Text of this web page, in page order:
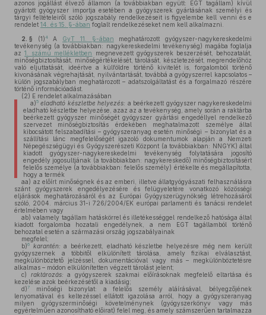
azonos jogállást élvező államon (a továbbiakban együtt: EGT tagállam) kívül
gyártott gyógyszer importja esetében a gyógyszerek gyártásának személyi és
tárgyi feltételeiről szóló jogszabály rendelkezéseit is figyelembe kell venni és e
rendelet 14. és 15. §-ában foglalt rendelkezéseket nem kell alkalmazni.
2. § (1)4A GyT 11. §-ában meghatározott gyógyszer-nagykereskedelmi
tevékenység (a továbbiakban: nagykereskedelmi tevékenység) magába foglalja
az1. számú mellékletben
megnevezett gyógyszerek beszerzését, behozatalát,
minőségbiztosítását, minőségértékelését, tárolását, készletezését, megrendelőhöz
való eljuttatását, ideértve a külföldre történő kivitelét is, forgalomból történő
kivonásának végrehajtását, nyilvántartását, továbbá a gyógyszerrel kapcsolatos –
külön jogszabályban meghatározott – adatszolgáltatást és a forgalmazó részére
történő információadást.
(2) E rendelet alkalmazásában
a)5 eladható készletbe helyezés: a beérkezett gyógyszer nagykereskedelmi
eladható készletbe helyezése, azaz az a tevékenység, amely során a raktárba
beérkezett gyógyszer minőségét gyógyszer gyártási engedéllyel rendelkező
szervezet minőségbiztosítás érdekében meghatalmazott személye által
kibocsátott felszabadítási – gyógyszeranyag esetén minőségi – bizonylat és a
szállítási lánc megfelelőségét igazoló dokumentumok alapján a Nemzeti
Népegészségügyi és Gyógyszerészeti Központ (a továbbiakban: NNGYK) által
kiadott gyógyszer-nagykereskedelmi tevékenység folytatására jogosító
engedély jogosultjának (a továbbiakban: nagykereskedő) minőségbiztosításért
felelős személye (a továbbiakban: felelős személy) értékelte és megállapította,
hogy a termék
aa) az előírt minőségnek és az emberi, illetve állatgyógyászati felhasználásra
szánt gyógyszerek engedélyezésére és felügyeletére vonatkozó közösségi
eljárások meghatározásáról és az Európai Gyógyszerügynökség létrehozásáról
szóló, 2004. március 31-i 726/2004/EK európai parlamenti és tanácsi rendelet
értelmében vagy
ab) valamely tagállam hatáskörrel és illetékességgel rendelkező hatósága által
kiadott forgalomba hozatali engedélynek, a nem EGT tagállamból történő
behozatal esetén a származási ország jogszabályainak
megfelel;
b)6 karantén: a beérkezett, eladható készletbe helyezésre még nem került
gyógyszernek a többitől elkülönített tárolása, amely fizikai elválasztást,
megkülönböztető jelzéssel, dokumentációval vagy más – megkülönböztetésre
alkalmas – módon elkülönítetten végzett tárolást jelent;
c)
raktározás: a gyógyszerek szakmai előírásoknak megfelelő eltartása és
kezelése azok beérkezésétől a kiadásig;
d)7
minőségi bizonylat: a felelős személy aláírásával, bélyegzőjének
lenyomatával és keltezéssel ellátott igazolása arról, hogy a gyógyszeranyag
milyen gyógyszerminőségi követelménynek (gyógyszerkönyv vagy más
egyértelműen azonosítható előirat) felel meg, és amely számszerűen tartalmazza